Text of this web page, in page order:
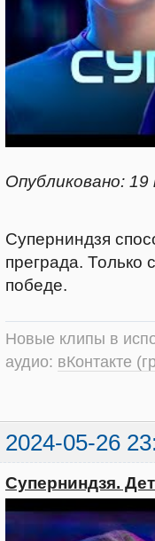
Опубликовано: 19
Суперниндзя
преграда. Только
победе.
Новые клипы в
аудио: вКонтакте
2024-05-26
Суперниндзя.